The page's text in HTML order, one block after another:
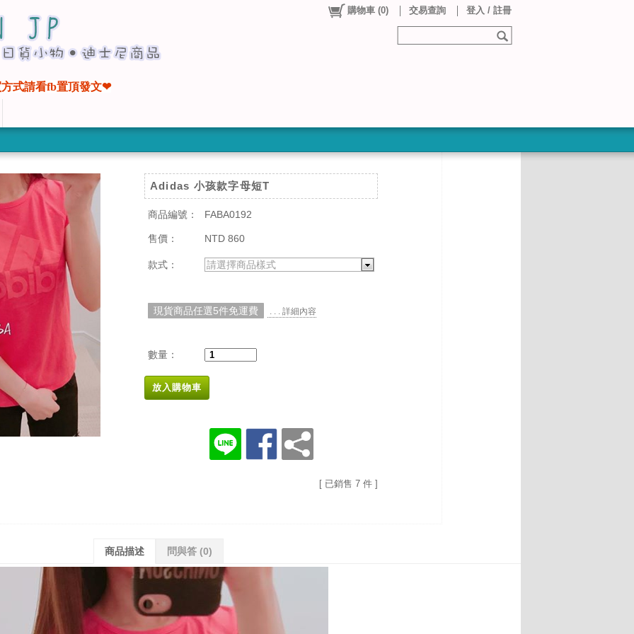
購物車 (0) 交易查詢 登入 / 註冊
式請看fb置頂發文❤
Adidas 小孩款字母短T
商品編號： FABA0192
售價： NTD 860
款式： 請選擇商品樣式
現貨商品任選5件免運費 . . . 詳細內容
數量：
放入購物車
[ 已銷售 7 件 ]
商品描述 問與答 (0)